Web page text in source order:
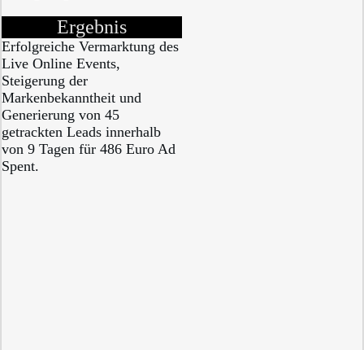
Ergebnis
Erfolgreiche Vermarktung des
Live Online Events,
Steigerung der
Markenbekanntheit und
Generierung von 45
getrackten Leads innerhalb
von 9 Tagen für 486 Euro Ad
Spent.